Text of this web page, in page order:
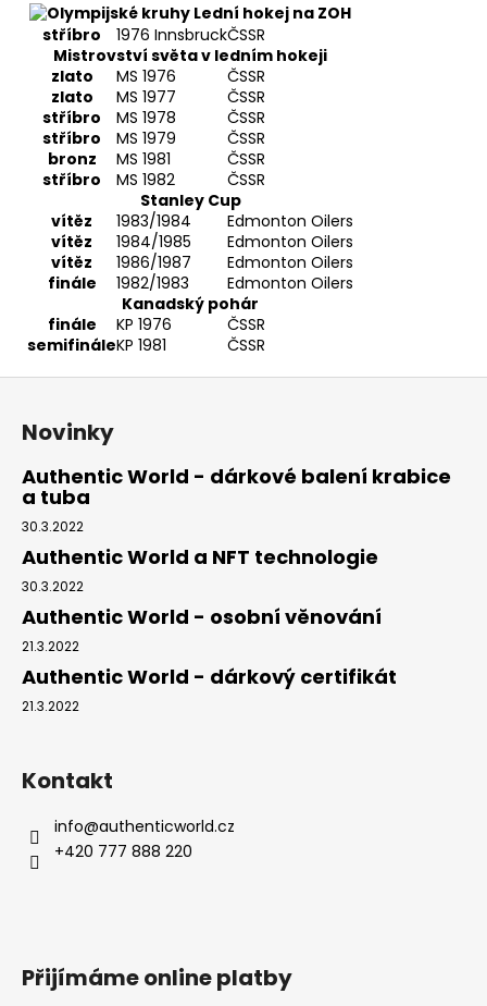
Lední hokej na ZOH
stříbro
1976 InnsbruckČSSR
Mistrovství světa v ledním hokeji
zlato
MS 1976
ČSSR
zlato
MS 1977
ČSSR
stříbro
MS 1978
ČSSR
stříbro
MS 1979
ČSSR
bronz
MS 1981
ČSSR
stříbro
MS 1982
ČSSR
Stanley Cup
vítěz
1983/1984
Edmonton Oilers
vítěz
1984/1985
Edmonton Oilers
vítěz
1986/1987
Edmonton Oilers
finále
1982/1983
Edmonton Oilers
Kanadský pohár
finále
KP 1976
ČSSR
semifináleKP 1981 ČSSR
Z
Novinky
Authentic World - dárkové balení krabice
a tuba
30.3.2022
Authentic World a NFT technologie
30.3.2022
Authentic World - osobní věnování
21.3.2022
Authentic World - dárkový certifikát
21.3.2022
Kontakt
info@authenticworld.cz
+420 777 888 220
Přijímáme online platby